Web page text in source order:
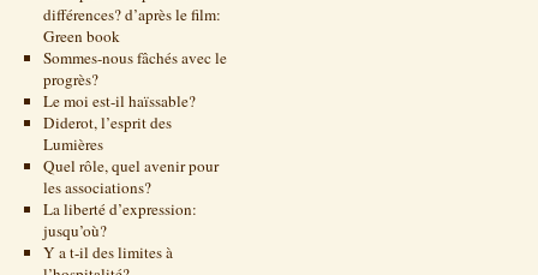
différences? d’après le film:
Green book
Sommes-nous fâchés avec le
progrès?
Le moi est-il haïssable?
Diderot, l’esprit des
Lumières
Quel rôle, quel avenir pour
les associations?
La liberté d’expression:
jusqu’où?
Y a t-il des limites à